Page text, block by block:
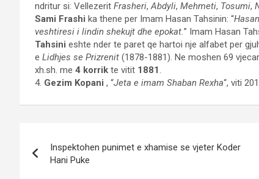
ndritur si: Vellezerit Frasheri,Abdyli, Mehmeti, Tosumi,
Sami Frashi ka thene per Imam Hasan Tahsinin: “
veshtiresi i lindin shekujt dhe epokat.” Imam Hasan
Tahsini eshte nder te paret qe hartoi nje alfabet per
e Lidhjes se Prizrenit (1878-1881). Ne moshen 69
xh.sh. me 4 korrik te vitit 1881.
4. Gezim Kopani , “Jeta e imam Shaban Rexha“, viti
navigation
Inspektohen punimet e xhamise se vjeter Koder
Hani Puke